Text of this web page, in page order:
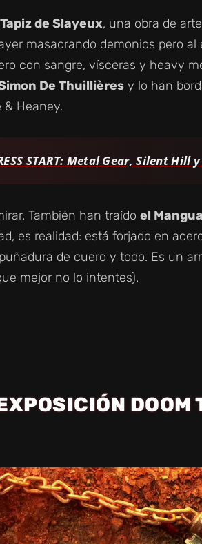
Tapiz de Slayeux, una obra de
masacrando demonios pero al
con sangre, vísceras y heavy
De Thuillières y lo han
Heaney.
START: Metal Gear, Silent Hill
También han traído el
es realidad: está forjado en
de cuero y todo. Es un
mejor no lo intentes).
DOOM